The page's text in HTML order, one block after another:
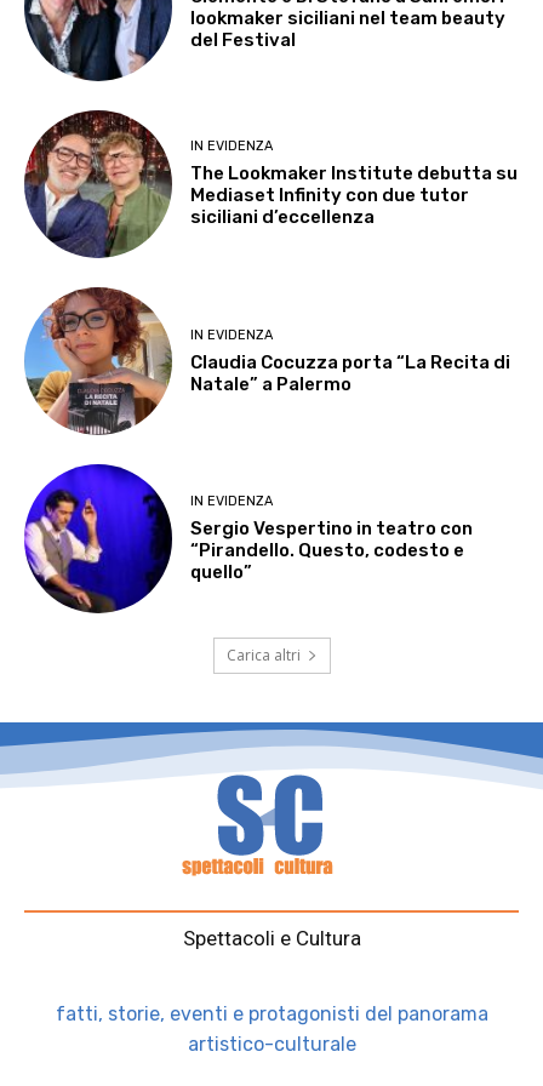
lookmaker siciliani nel team beauty
del Festival
IN EVIDENZA
The Lookmaker Institute debutta su
Mediaset Infinity con due tutor
siciliani d’eccellenza
IN EVIDENZA
Claudia Cocuzza porta “La Recita di
Natale” a Palermo
IN EVIDENZA
Sergio Vespertino in teatro con
“Pirandello. Questo, codesto e
quello”
Carica altri
Spettacoli e Cultura
fatti, storie, eventi e protagonisti del panorama
artistico-culturale